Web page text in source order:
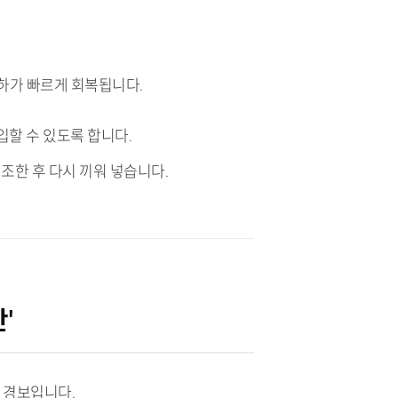
가 빠르게 회복됩니다.
할 수 있도록 합니다.
한 후 다시 끼워 넣습니다.
'
보입니다.